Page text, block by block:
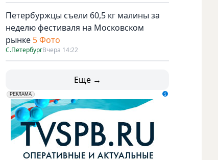
Петербуржцы съели 60,5 кг малины за
неделю фестиваля на Московском
рынке 5 Фото
С.ПетербургВчера 14:22
Еще →
erid: LdtCK5udn
РЕКЛАМА
АО "ГАТР", ИНН: 7841320717